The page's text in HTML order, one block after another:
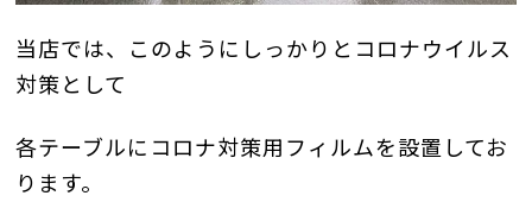
当店では、このようにしっかりとコロナウイルス
対策として
各テーブルにコロナ対策用フィルムを設置してお
ります。